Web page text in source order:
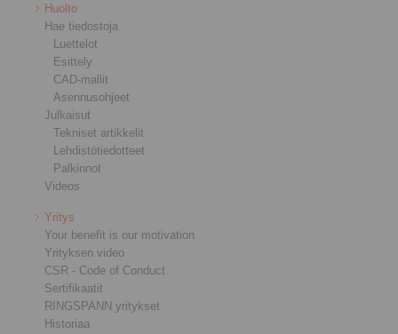
Huolto
Hae tiedostoja
Luettelot
Esittely
CAD-mallit
Asennusohjeet
Julkaisut
Tekniset artikkelit
Lehdistötiedotteet
Palkinnot
Videos
Yritys
Your benefit is our motivation
Yrityksen video
CSR - Code of Conduct
Sertifikaatit
RINGSPANN yritykset
Historiaa